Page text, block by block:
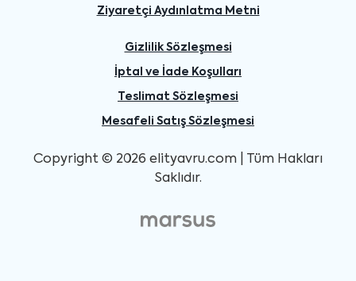
Ziyaretçi Aydınlatma Metni
Gizlilik Sözleşmesi
İptal ve İade Koşulları
Teslimat Sözleşmesi
Mesafeli Satış Sözleşmesi
Copyright © 2026 elityavru.com | Tüm Hakları
Saklıdır.